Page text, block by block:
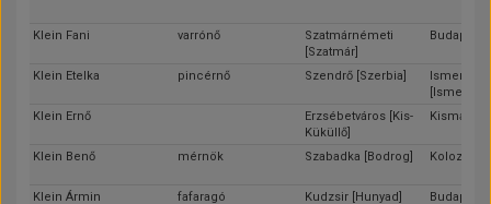
Klein Fani varrónő
Szatmárnémeti
[Szatmár]
Budapest
Klein Etelka pincérnő Szendrő [Szerbia]
Klein Ernő
Erzsébetváros [Kis-
Küküllő]
Klein Benő mérnök Szabadka [Bodrog] Kolozsvár
Klein Ármin fafaragó Kudzsir [Hunyad] Budapest